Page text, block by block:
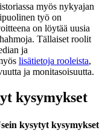
myös nykyajan
työ on
on löytää uusia
Tällaiset roolit
ja
lisätietoja rooleista,
ja monitasoisuutta.
kysymykset
kysytyt kysymykset